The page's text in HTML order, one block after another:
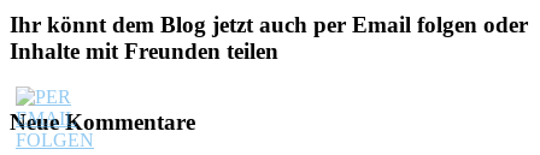
Ihr könnt dem Blog jetzt auch per Email folgen oder
Inhalte mit Freunden teilen
Neue Kommentare